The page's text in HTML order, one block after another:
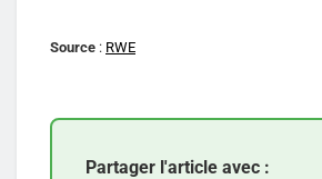
Source : RWE
Partager l'article avec :